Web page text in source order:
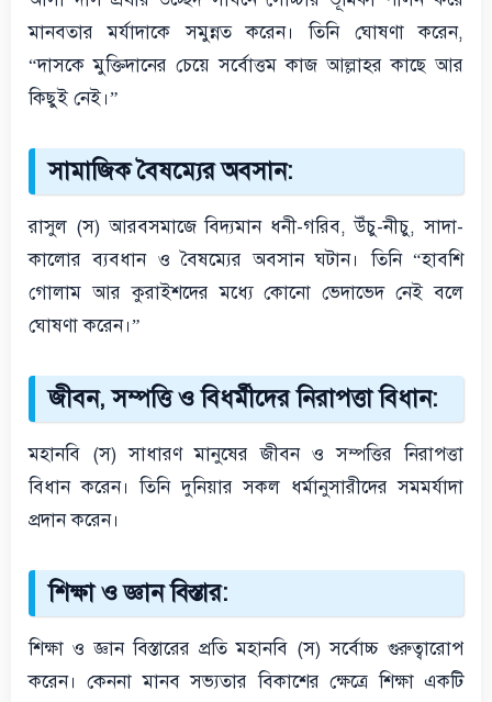
মানবতার মর্যাদাকে সমুন্নত করেন। তিনি ঘোষণা করেন,
“দাসকে মুক্তিদানের চেয়ে সর্বোত্তম কাজ আল্লাহর কাছে আর
কিছুই নেই।”
সামাজিক বৈষম্যের অবসান:
রাসুল (স) আরবসমাজে বিদ্যমান ধনী-গরিব, উঁচু-নীচু, সাদা-
কালোর ব্যবধান ও বৈষম্যের অবসান ঘটান। তিনি “হাবশি
গোলাম আর কুরাইশদের মধ্যে কোনো ভেদাভেদ নেই বলে
ঘোষণা করেন।”
জীবন, সম্পত্তি ও বিধর্মীদের নিরাপত্তা বিধান:
মহানবি (স) সাধারণ মানুষের জীবন ও সম্পত্তির নিরাপত্তা
বিধান করেন। তিনি দুনিয়ার সকল ধর্মানুসারীদের সমমর্যাদা
প্রদান করেন।
শিক্ষা ও জ্ঞান বিস্তার:
শিক্ষা ও জ্ঞান বিস্তারের প্রতি মহানবি (স) সর্বোচ্চ গুরুত্বারোপ
করেন। কেননা মানব সভ্যতার বিকাশের ক্ষেত্রে শিক্ষা একটি